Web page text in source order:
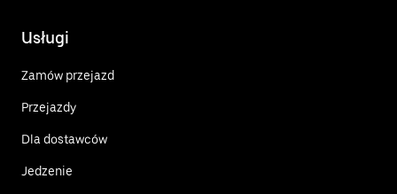
Usługi
Zamów przejazd
Przejazdy
Dla dostawców
Jedzenie